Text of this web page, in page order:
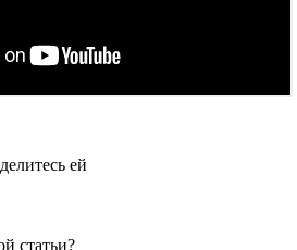
ей
статьи?